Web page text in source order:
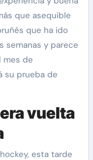
que asequible
que ha ido
semanas y parece
mes de
su prueba de
vuelta
esta tarde